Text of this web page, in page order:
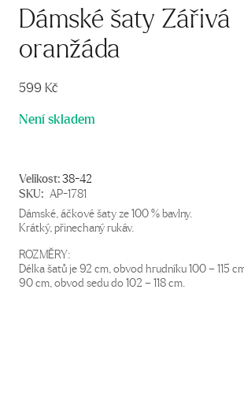
Dámské šaty Zářivá
oranžáda
599 Kč
Není skladem
Velikost:38-42
SKU: AP-1781
Dámské, áčkové šaty ze 100 % bavlny.
Krátký, přinechaný rukáv.
ROZMĚRY:
Délka šatů je 92 cm, obvod hrudníku 100 – 115
90 cm, obvod sedu do 102 – 118 cm.